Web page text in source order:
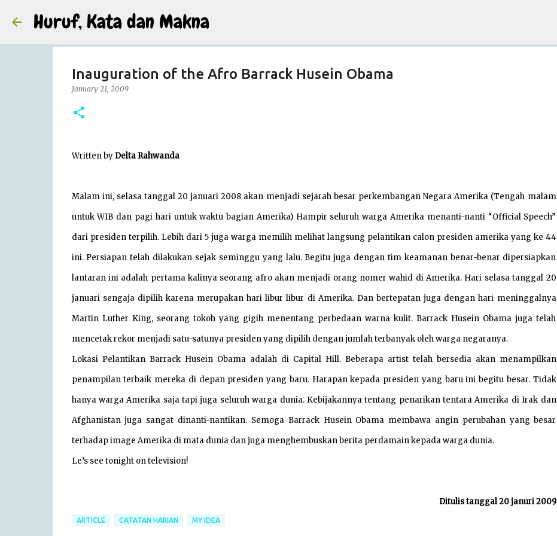
Huruf, Kata dan Makna
Inauguration of the Afro Barrack Husein Obama
January 21, 2009
Written by Delta Rahwanda
Malam ini, selasa tanggal 20 januari 2008 akan menjadi sejarah besar perkembangan Negara Amerika (Tengah malam
untuk WIB dan pagi hari untuk waktu bagian Amerika) Hampir seluruh warga Amerika menanti-nanti “Official Speech”
dari presiden terpilih. Lebih dari 5 juga warga memilih melihat langsung pelantikan calon presiden amerika yang ke 44
ini. Persiapan telah dilakukan sejak seminggu yang lalu. Begitu juga dengan tim keamanan benar-benar dipersiapkan
lantaran ini adalah pertama kalinya seorang afro akan menjadi orang nomer wahid di Amerika. Hari selasa tanggal 20
januari sengaja dipilih karena merupakan hari libur libur di Amerika. Dan bertepatan juga dengan hari meninggalnya
Martin Luther King, seorang tokoh yang gigih menentang perbedaan warna kulit. Barrack Husein Obama juga telah
mencetak rekor menjadi satu-satunya presiden yang dipilih dengan jumlah terbanyak oleh warga negaranya.
Lokasi Pelantikan Barrack Husein Obama adalah di Capital Hill. Beberapa artist telah bersedia akan menampilkan
penampilan terbaik mereka di depan presiden yang baru. Harapan kepada presiden yang baru ini begitu besar. Tidak
hanya warga Amerika saja tapi juga seluruh warga dunia. Kebijakannya tentang penarikan tentara Amerika di Irak dan
Afghanistan juga sangat dinanti-nantikan. Semoga Barrack Husein Obama membawa angin perubahan yang besar
terhadap image Amerika di mata dunia dan juga menghembuskan berita perdamain kepada warga dunia.
Le’s see tonight on television!
Ditulis tanggal 20 januri 2009
ARTICLE CATATAN HARIAN MY IDEA